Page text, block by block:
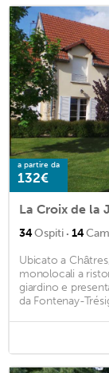
a partire da
132€
La Croix de la
34Ospiti · 14
Ubicato a
monolocali a
giardino e
da Fontenay-